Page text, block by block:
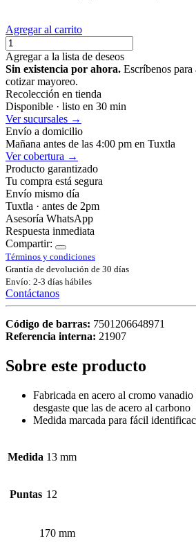
Agregar al carrito
Agregar a la lista de deseos
Sin existencia por ahora. Escríbenos
cotizar mayoreo.
Recolección en tienda
Disponible · listo en 30 min
Ver sucursales →
Envío a domicilio
Mañana antes de las 4:00 pm en Tuxtla
Ver cobertura →
Producto garantizado
Tu compra está segura
Envío mismo día
Tuxtla · antes de 2pm
Asesoría WhatsApp
Respuesta inmediata
Compartir:
Términos y condiciones
Grantía de devolución de 30 días
Envío: 2-3 días hábiles
Contáctanos
Código de barras: 7501206648971
Referencia interna: 21907
Sobre este producto
Fabricada en acero al cromo
desgaste que las de acero al carbono
Medida marcada para fácil
Medida 13 mm
Puntas 12
170 mm